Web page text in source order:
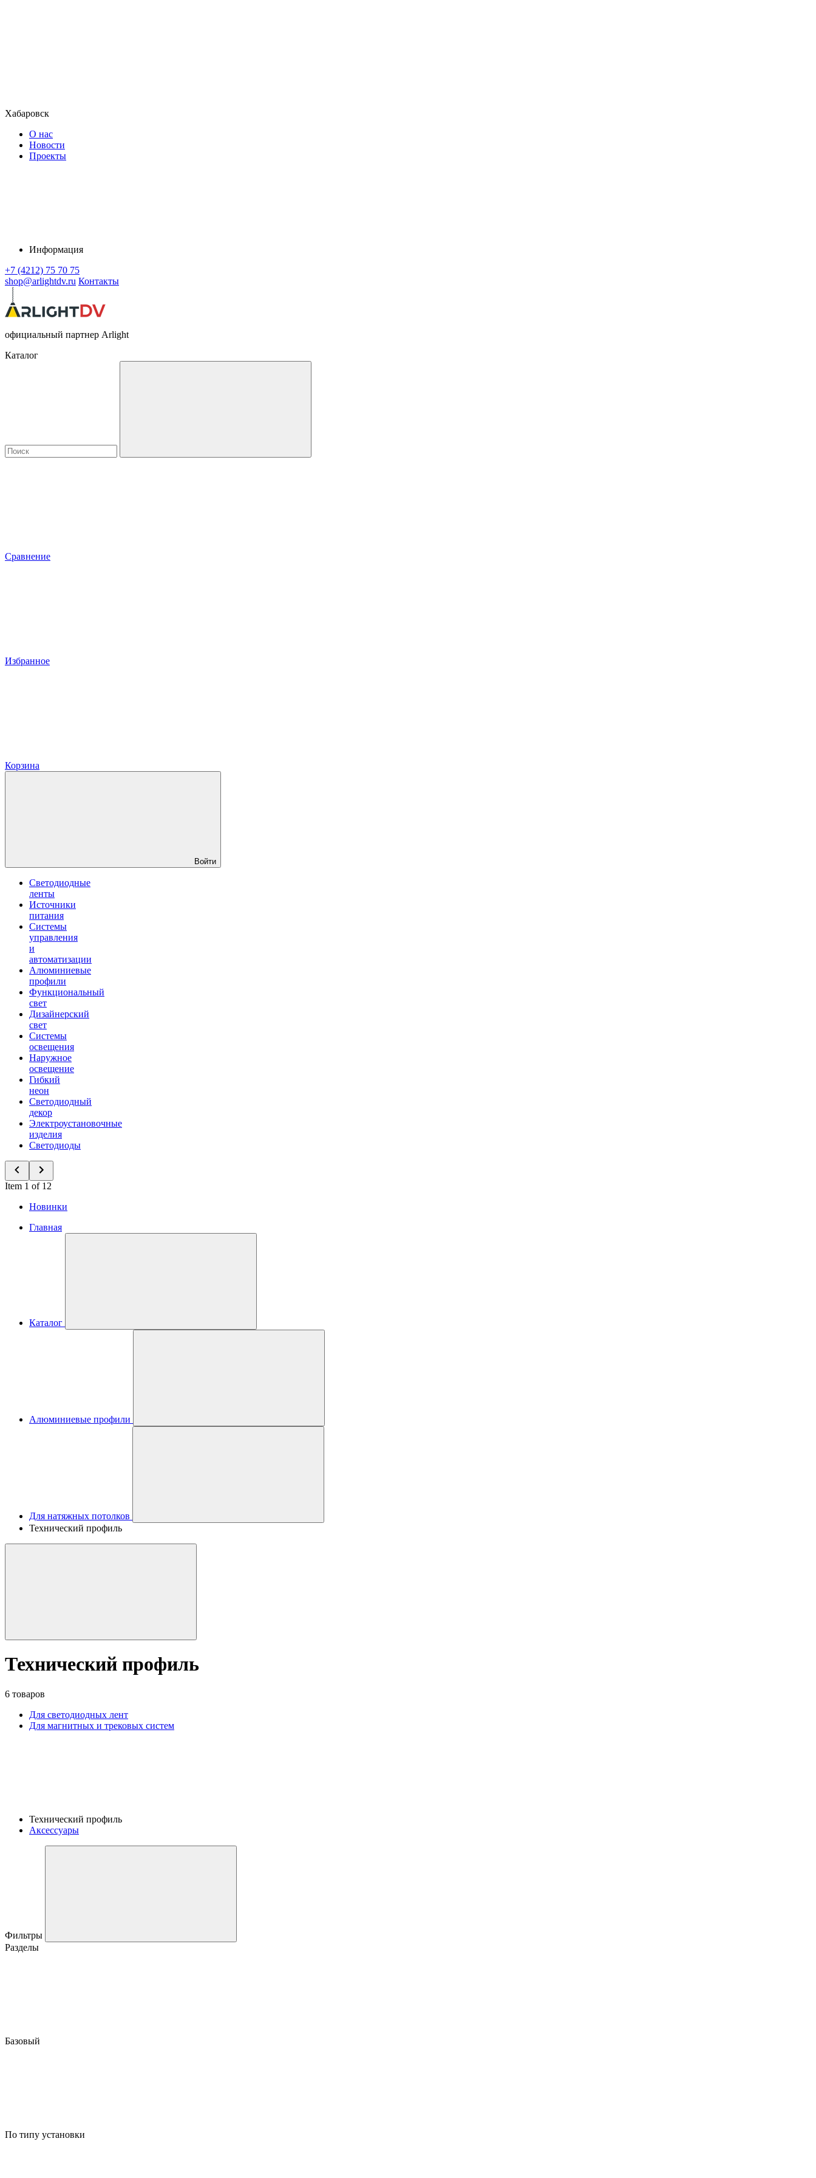
Хабаровск
О нас
Новости
Проекты
Информация
+7 (4212) 75 70 75
shop@arlightdv.ru Контакты
официальный партнер Arlight
Каталог
Сравнение
Избранное
Корзина
Войти
Светодиодные
ленты
Источники
питания
Системы
управления
и
автоматизации
Алюминиевые
профили
Функциональный
свет
Дизайнерский
свет
Системы
освещения
Наружное
освещение
Гибкий
неон
Светодиодный
декор
Электроустановочные
изделия
Светодиоды
Item 1 of 12
Новинки
Главная
Каталог
Алюминиевые профили
Для натяжных потолков
Технический профиль
Технический профиль
6 товаров
Для светодиодных лент
Для магнитных и трековых систем
Технический профиль
Аксессуары
Фильтры
Разделы
Базовый
По типу установки